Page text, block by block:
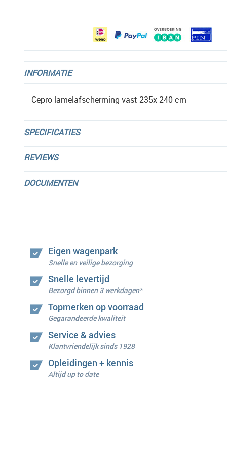
INFORMATIE
Cepro lamelafscherming vast 235x 240 cm
SPECIFICATIES
REVIEWS
DOCUMENTEN
Eigen wagenpark
Snelle en veilige bezorging
Snelle levertijd
Bezorgd binnen 3 werkdagen*
Topmerken op voorraad
Gegarandeerde kwaliteit
Service & advies
Klantvriendelijk sinds 1928
Opleidingen + kennis
Altijd up to date